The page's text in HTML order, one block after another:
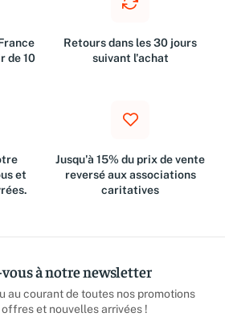
de 10
Retours dans les 30 jours
suivant l'achat
et
Jusqu'à 15% du prix de vente
reversé aux associations
caritatives
à notre newsletter
au courant de toutes nos promotions
et nouvelles arrivées !